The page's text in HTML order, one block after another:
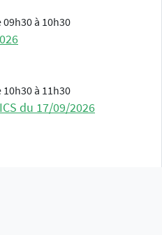
à 10h30
à 11h30
du 17/09/2026